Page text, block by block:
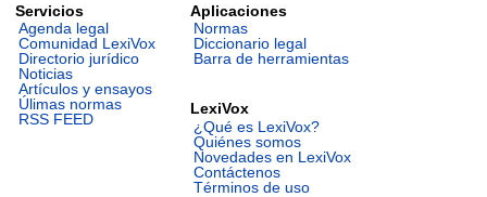
Servicios
Agenda legal
Comunidad LexiVox
Directorio jurídico
Noticias
Artículos y ensayos
Úlimas normas
RSS FEED
Aplicaciones
Normas
Diccionario legal
Barra de herramientas
LexiVox
¿Qué es LexiVox?
Quiénes somos
Novedades en LexiVox
Contáctenos
Términos de uso